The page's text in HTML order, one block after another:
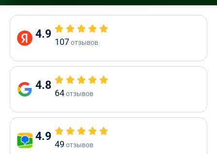
4.9
107отзывов
4.8
64отзывов
4.9
49 отзывов